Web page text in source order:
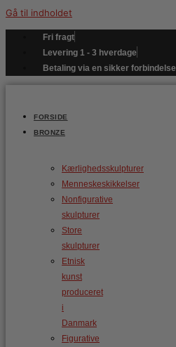
Gå til indholdet
Fri fragt
Levering 1 - 3 hverdage
Betaling via en sikker forbindelse
FORSIDE
BRONZE
Kærlighedsskulpturer
Menneskeskikkelser
Nonfigurative
skulpturer
Store
skulpturer
Etnisk
kunst
produceret
i
Danmark
Figurative